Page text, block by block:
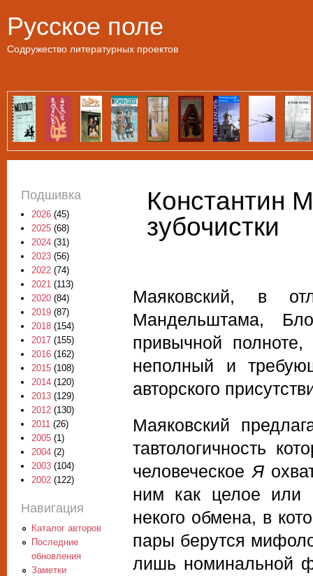
Русское поле
Содружество литературных проектов
Константин
зубочистки
Маяковский, в
Мандельштама,
привычной
неполный и
авторского
Маяковский
тавтологичность
человеческое Я
ним как целое или
некого обмена, в
пары берутся
лишь номинальной
Подшивка
2026 (45)
2025 (68)
2024 (31)
2023 (56)
2022 (74)
2021 (113)
2020 (84)
2019 (87)
2018 (154)
2017 (155)
2016 (162)
2015 (108)
2014 (120)
2013 (129)
2012 (130)
2011 (26)
2005 (1)
2004 (2)
2003 (104)
2002 (122)
Навигация
Каталог авторов
Последние
обновления
Заметки